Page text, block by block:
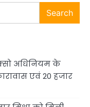
Search
अधिनियम के
एवं 20 हजार